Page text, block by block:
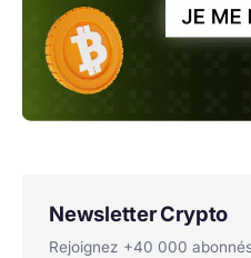
Newsletter Crypto
Rejoignez +40 000